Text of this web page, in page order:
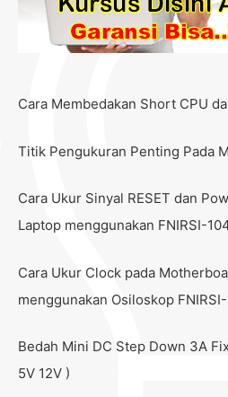
Cara Membedakan Short CPU
Titik Pengukuran Penting Pada
Cara Ukur Sinyal RESET dan
Laptop menggunakan FNIRSI-
Cara Ukur Clock pada
menggunakan Osiloskop
Bedah Mini DC Step Down 3A
5V 12V )